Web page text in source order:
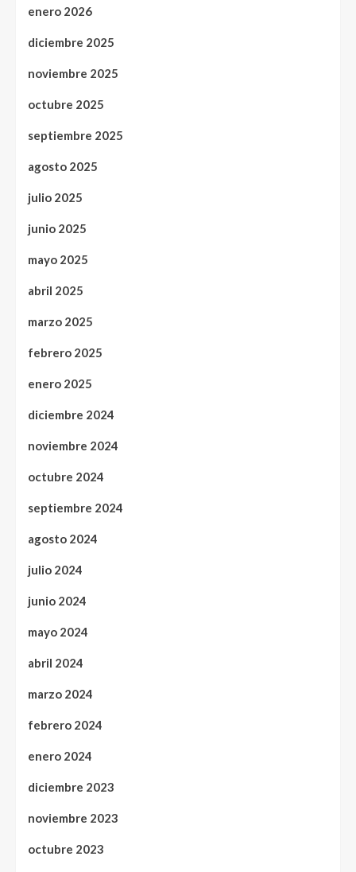
enero 2026
diciembre 2025
noviembre 2025
octubre 2025
septiembre 2025
agosto 2025
julio 2025
junio 2025
mayo 2025
abril 2025
marzo 2025
febrero 2025
enero 2025
diciembre 2024
noviembre 2024
octubre 2024
septiembre 2024
agosto 2024
julio 2024
junio 2024
mayo 2024
abril 2024
marzo 2024
febrero 2024
enero 2024
diciembre 2023
noviembre 2023
octubre 2023